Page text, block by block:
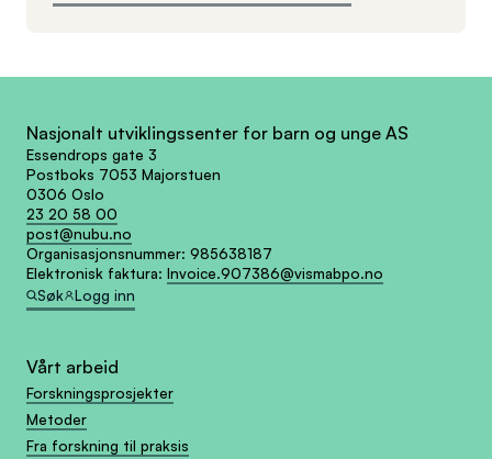
Nasjonalt utviklingssenter for barn og unge AS
Essendrops gate 3
Postboks 7053 Majorstuen
0306 Oslo
23 20 58 00
post@nubu.no
Organisasjonsnummer: 985638187
Elektronisk faktura: Invoice.907386@vismabpo.no
Søk
Logg inn
Vårt arbeid
Forskningsprosjekter
Metoder
Fra forskning til praksis